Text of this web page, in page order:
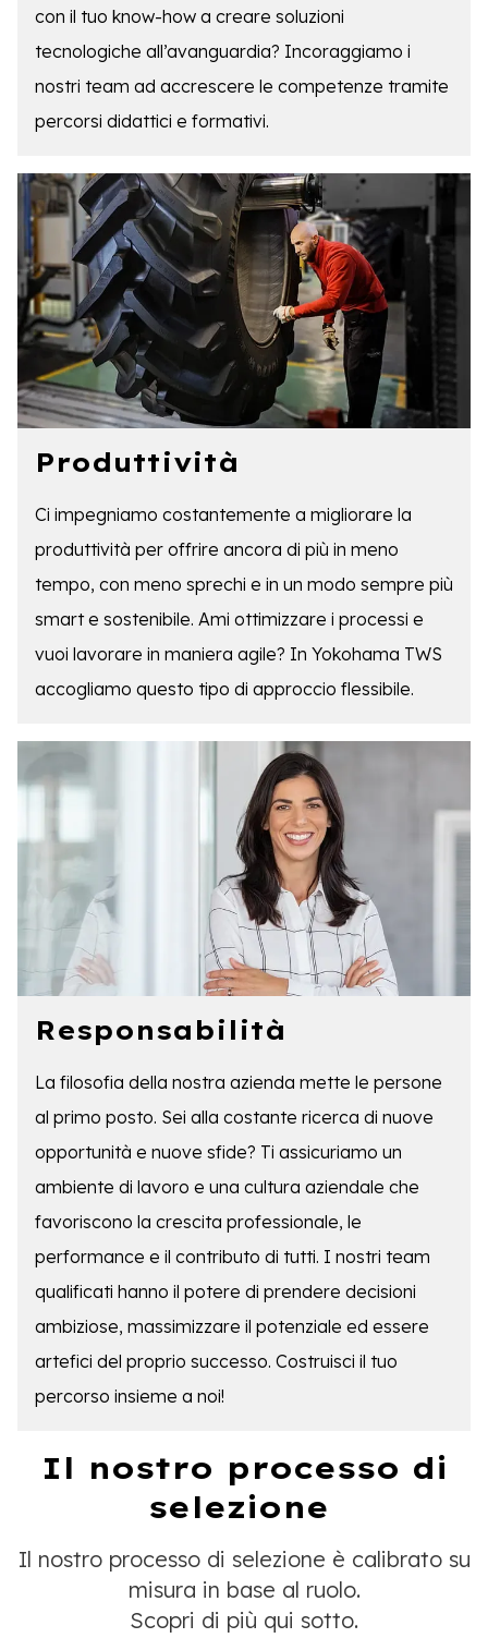
con il tuo know-how a creare soluzioni
tecnologiche all’avanguardia? Incoraggiamo i
nostri team ad accrescere le competenze tramite
percorsi didattici e formativi.
Produttività
Ci impegniamo costantemente a migliorare la
produttività per offrire ancora di più in meno
tempo, con meno sprechi e in un modo sempre più
smart e sostenibile. Ami ottimizzare i processi e
vuoi lavorare in maniera agile? In Yokohama TWS
accogliamo questo tipo di approccio flessibile.
Responsabilità
La filosofia della nostra azienda mette le persone
al primo posto. Sei alla costante ricerca di nuove
opportunità e nuove sfide? Ti assicuriamo un
ambiente di lavoro e una cultura aziendale che
favoriscono la crescita professionale, le
performance e il contributo di tutti. I nostri team
qualificati hanno il potere di prendere decisioni
ambiziose, massimizzare il potenziale ed essere
artefici del proprio successo. Costruisci il tuo
percorso insieme a noi!
Il nostro processo di
selezione
Il nostro processo di selezione è calibrato su
misura in base al ruolo.
Scopri di più qui sotto.